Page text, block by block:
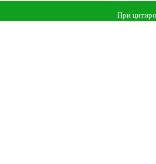
При